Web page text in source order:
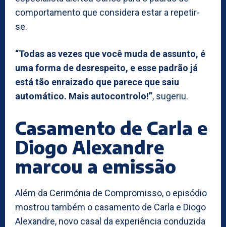
comportamento que considera estar a repetir-
se.
“Todas as vezes que você muda de assunto, é
uma forma de desrespeito, e esse padrão já
está tão enraizado que parece que saiu
automático. Mais autocontrolo!”, sugeriu.
Casamento de Carla e
Diogo Alexandre
marcou a emissão
Além da Cerimónia de Compromisso, o episódio
mostrou também o casamento de Carla e Diogo
Alexandre, novo casal da experiência conduzida